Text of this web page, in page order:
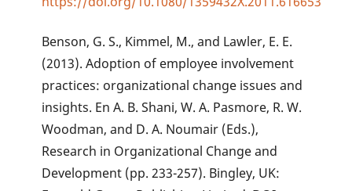
Benson, G. S., Kimmel, M., and Lawler, E. E.
(2013). Adoption of employee involvement
practices: organizational change issues and
insights. En A. B. Shani, W. A. Pasmore, R. W.
Woodman, and D. A. Noumair (Eds.),
Research in Organizational Change and
Development (pp. 233-257). Bingley, UK: